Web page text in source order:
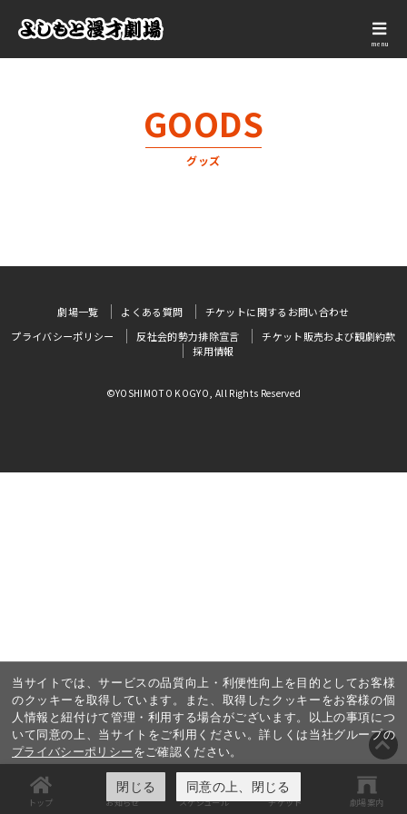
menu
GOODS
グッズ
トップ お知らせ スケジュール チケット 劇場案内
当サイトでは、サービスの品質向上・利便性向上を目的としてお客様
のクッキーを取得しています。また、取得したクッキーをお客様の個
人情報と紐付けて管理・利用する場合がございます。以上の事項につ
いて同意の上、当サイトをご利用ください。詳しくは当社グループの
プライバシーポリシーをご確認ください。
閉じる 同意の上、閉じる
劇場一覧 よくある質問
チケットに関するお問い合わせ
プライバシーポリシー
反社会的勢力排除宣言
チケット販売および観劇約款
採用情報
©YOSHIMOTO KOGYO, All Rights Reserved